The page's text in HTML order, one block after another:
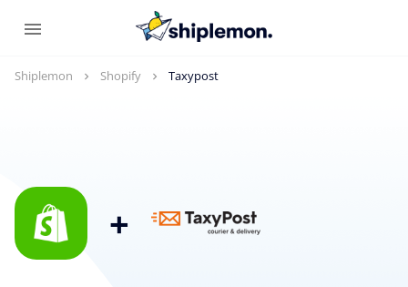
Shiplemon Shopify Taxypost
+